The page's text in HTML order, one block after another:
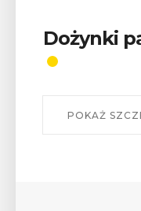
Wykład
odznaki
W środę 12